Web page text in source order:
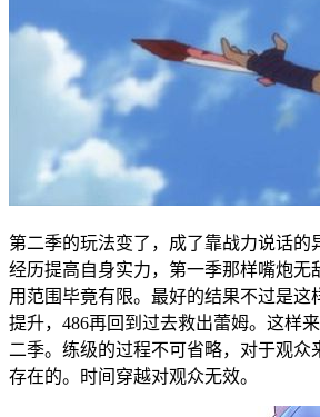
第二季的玩法变了，成了靠战力说话的
经历提高自身实力，第一季那样嘴炮无
用范围毕竟有限。最好的结果不过是这
提升，486再回到过去救出蕾姆。这样
二季。练级的过程不可省略，对于观众
存在的。时间穿越对观众无效。